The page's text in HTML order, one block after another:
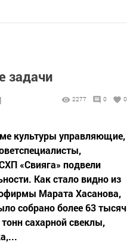
задачи
2277 0 0
культуры управляющие,
«Свияга» подвели
Как стало видно из
Марата Хасанова,
собрано более 63 тысяч
сахарной свеклы,